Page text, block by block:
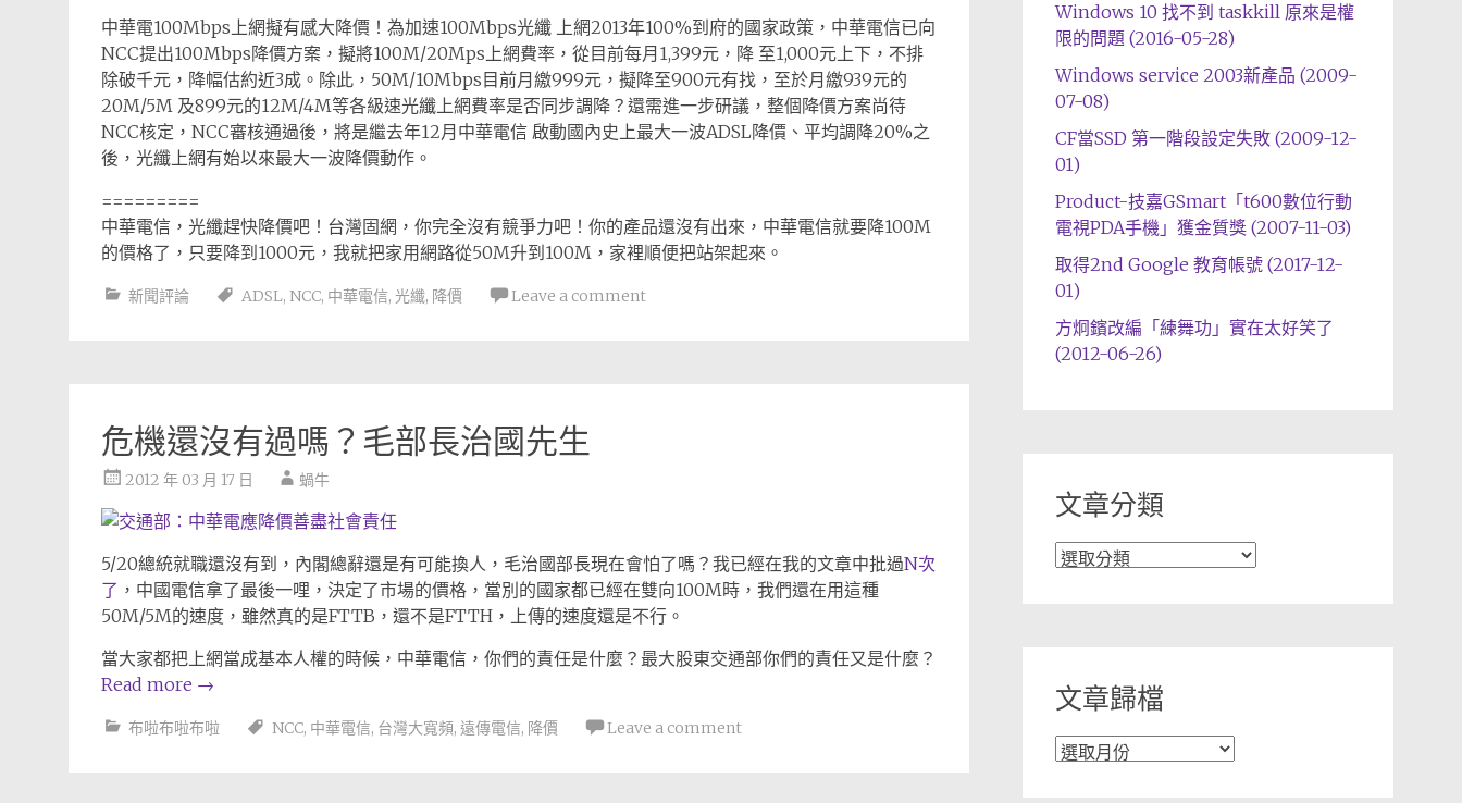
中華電100Mbps上網擬有感大降價！為加速100Mbps光纖 上網2013年100%到府的國家政策，中華電信已向
NCC提出100Mbps降價方案，擬將100M/20Mps上網費率，從目前每月1,399元，降 至1,000元上下，不排
除破千元，降幅估約近3成。除此，50M/10Mbps目前月繳999元，擬降至900元有找，至於月繳939元的
20M/5M 及899元的12M/4M等各級速光纖上網費率是否同步調降？還需進一步研議，整個降價方案尚待
NCC核定，NCC審核通過後，將是繼去年12月中華電信 啟動國內史上最大一波ADSL降價、平均調降20%之
後，光纖上網有始以來最大一波降價動作。
=========
中華電信，光纖趕快降價吧！台灣固網，你完全沒有競爭力吧！你的產品還沒有出來，中華電信就要降100M
的價格了，只要降到1000元，我就把家用網路從50M升到100M，家裡順便把站架起來。
新聞評論 ADSL, NCC, 中華電信, 光纖, 降價 Leave a comment
危機還沒有過嗎？毛部長治國先生
2012 年 03 月 17 日 蝸牛
5/20總統就職還沒有到，內閣總辭還是有可能換人，毛治國部長現在會怕了嗎？我已經在我的文章中批過N次
了 ，中國電信拿了最後一哩，決定了市場的價格，當別的國家都已經在雙向100M時，我們還在用這種
50M/5M的速度，雖然真的是FTTB，還不是FTTH，上傳的速度還是不行。
當大家都把上網當成基本人權的時候，中華電信，你們的責任是什麼？最大股東交通部你們的責任又是什麼？
Read more →
布啦布啦布啦 NCC, 中華電信, 台灣大寬頻, 遠傳電信, 降價 Leave a comment
Windows 10 找不到 taskkill 原來是權
限的問題 (2016-05-28)
Windows service 2003新產品 (2009-
07-08)
CF當SSD 第一階段設定失敗 (2009-12-
01)
Product-技嘉GSmart「t600數位行動
電視PDA手機」獲金質獎 (2007-11-03)
取得2nd Google 教育帳號 (2017-12-
01)
方炯鑌改編「練舞功」實在太好笑了
(2012-06-26)
文章分類
文
文章歸檔
文